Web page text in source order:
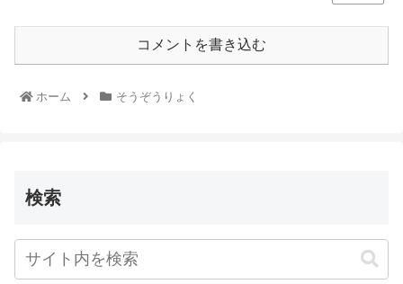
コメントを書き込む
ホーム そうぞうりょく
検索